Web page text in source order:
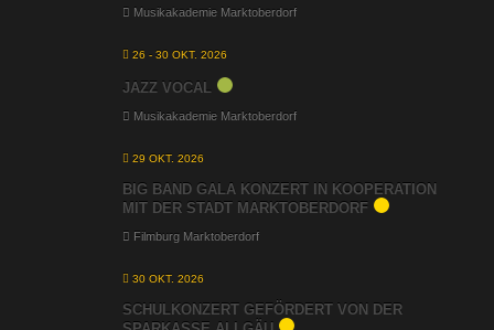
Musikakademie Marktoberdorf
26 - 30 OKT. 2026
JAZZ VOCAL
Musikakademie Marktoberdorf
29 OKT. 2026
BIG BAND GALA KONZERT IN KOOPERATION
MIT DER STADT MARKTOBERDORF
Filmburg Marktoberdorf
30 OKT. 2026
SCHULKONZERT GEFÖRDERT VON DER